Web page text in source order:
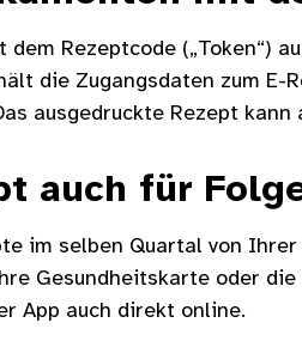
Rezeptcode („Token“)
die Zugangsdaten zum E-
ausgedruckte Rezept
auch für
im selben Quartal von
Gesundheitskarte oder
App auch direkt online.